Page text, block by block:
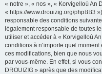
« notre », « nos », « Korvigelloù An
« https://www.drouizig.org/phpBB3
responsable des conditions
légalement responsable de toutes
utiliser et accéder à « Korvigelloù
conditions à n’importe quel
ces modifications, bien que nous
par vous-même. En effet, si vous
DROUIZIG » après que des